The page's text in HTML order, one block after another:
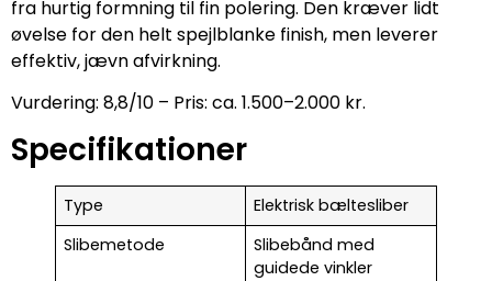
fra hurtig formning til fin polering. Den kræver lidt
øvelse for den helt spejlblanke finish, men leverer
effektiv, jævn afvirkning.
Vurdering: 8,8/10 – Pris: ca. 1.500–2.000 kr.
Specifikationer
Type
Elektrisk bæltesliber
Slibemetode
Slibebånd med
guidede vinkler